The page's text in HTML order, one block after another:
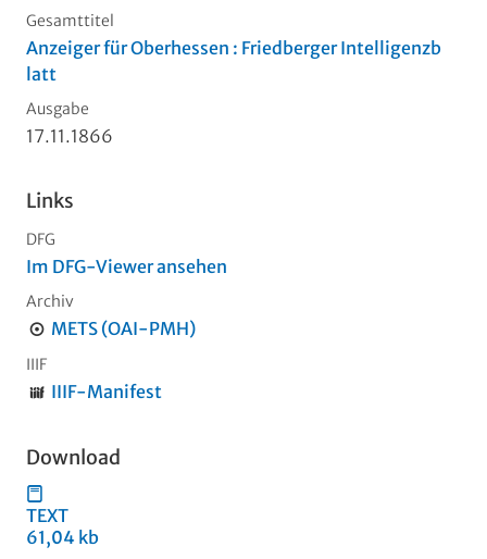
Gesamttitel
Anzeiger für Oberhessen : Friedberger Intelligenzb
latt
Ausgabe
17.11.1866
Links
DFG
Im DFG-Viewer ansehen
Archiv
METS (OAI-PMH)
IIIF
IIIF-Manifest
Download
TEXT
61,04 kb